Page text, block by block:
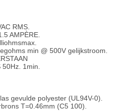
RMS.
AMPÈRE.
min @ 500V gelijkstroom.
50Hz. 1min.
gevulde polyester (UL94V-0).
T=0.46mm (C5 100).